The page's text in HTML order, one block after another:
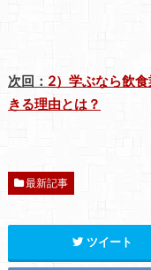
次回： 2）学ぶなら飲
きる理由とは？
最新記事
ツイート